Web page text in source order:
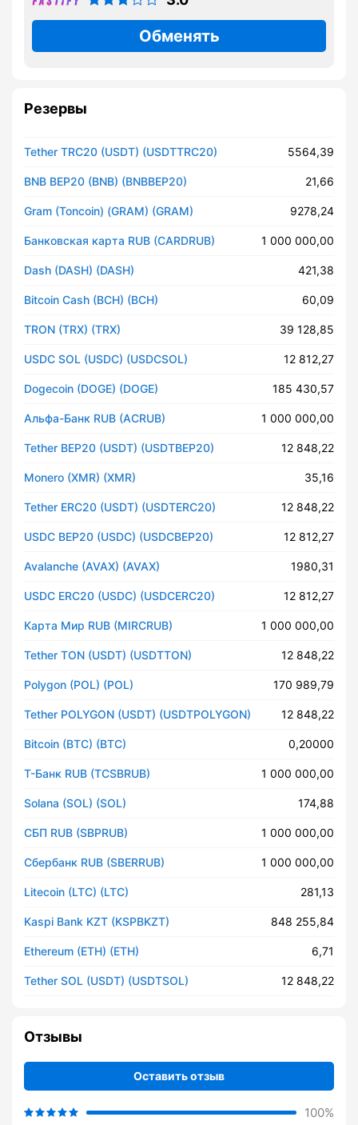
Обменять
Резервы
Tether TRC20 (USDT) (USDTTRC20) 5564,39
BNB BEP20 (BNB) (BNBBEP20) 21,66
Gram (Toncoin) (GRAM) (GRAM) 9278,24
Банковская карта RUB (CARDRUB) 1 000 000,00
Dash (DASH) (DASH) 421,38
Bitcoin Cash (BCH) (BCH) 60,09
TRON (TRX) (TRX) 39 128,85
USDC SOL (USDC) (USDCSOL) 12 812,27
Dogecoin (DOGE) (DOGE) 185 430,57
Альфа-Банк RUB (ACRUB) 1 000 000,00
Tether BEP20 (USDT) (USDTBEP20) 12 848,22
Monero (XMR) (XMR) 35,16
Tether ERC20 (USDT) (USDTERC20) 12 848,22
USDC BEP20 (USDC) (USDCBEP20) 12 812,27
Avalanche (AVAX) (AVAX) 1980,31
USDC ERC20 (USDC) (USDCERC20) 12 812,27
Карта Мир RUB (MIRCRUB) 1 000 000,00
Tether TON (USDT) (USDTTON) 12 848,22
Polygon (POL) (POL) 170 989,79
Tether POLYGON (USDT) (USDTPOLYGON) 12 848,22
Bitcoin (BTC) (BTC) 0,20000
Т-Банк RUB (TCSBRUB) 1 000 000,00
Solana (SOL) (SOL) 174,88
СБП RUB (SBPRUB) 1 000 000,00
Сбербанк RUB (SBERRUB) 1 000 000,00
Litecoin (LTC) (LTC) 281,13
Kaspi Bank KZT (KSPBKZT) 848 255,84
Ethereum (ETH) (ETH) 6,71
Tether SOL (USDT) (USDTSOL) 12 848,22
Отзывы
Оставить отзыв
100%